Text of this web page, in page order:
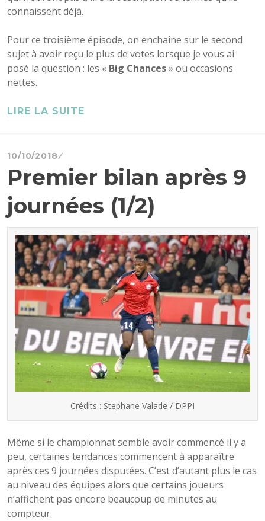
connaissent déjà.
Pour ce troisième épisode, on enchaîne sur le second
sujet à avoir reçu le plus de votes lorsque je vous ai
posé la question : les « Big Chances» ou occasions
nettes.
LIRE LA SUITE
10/10/2018
Premier bilan après 9
journées (1/2)
Crédits : Stephane Valade / DPPI
Même si le championnat semble avoir commencé il y a
peu, certaines tendances commencent à apparaître
après ces 9 journées disputées. C’est d’autant plus le cas
au niveau des équipes alors que certains joueurs
n’affichent pas encore beaucoup de minutes au
compteur.